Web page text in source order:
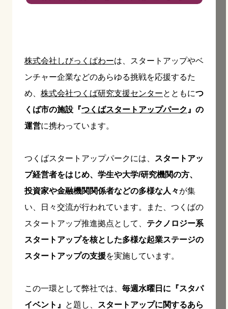
株式会社しびっくぱわーは、スタートアップやベ
ンチャー企業などのあらゆる挑戦を応援するた
め、 株式会社つくば研究支援センターとともにつ
くば市の施設『つくばスタートアップパーク 』の
運営に携わっています。
つくばスタートアップパークには、
スタートアッ
プ経営者をはじめ、学生や大学/研究機関の方、
投資家や金融機関関係者などの多様な人々が集
い、日々交流が行われています。また、つくばの
スタートアップ推進拠点として、 テクノロジー系
スタートアップを核とした多様な起業ステージの
スタートアップの支援を実施しています。
この一環として弊社では、 毎週水曜日に『スタパ
イベント』
と題し、
スタートアップに関するあら